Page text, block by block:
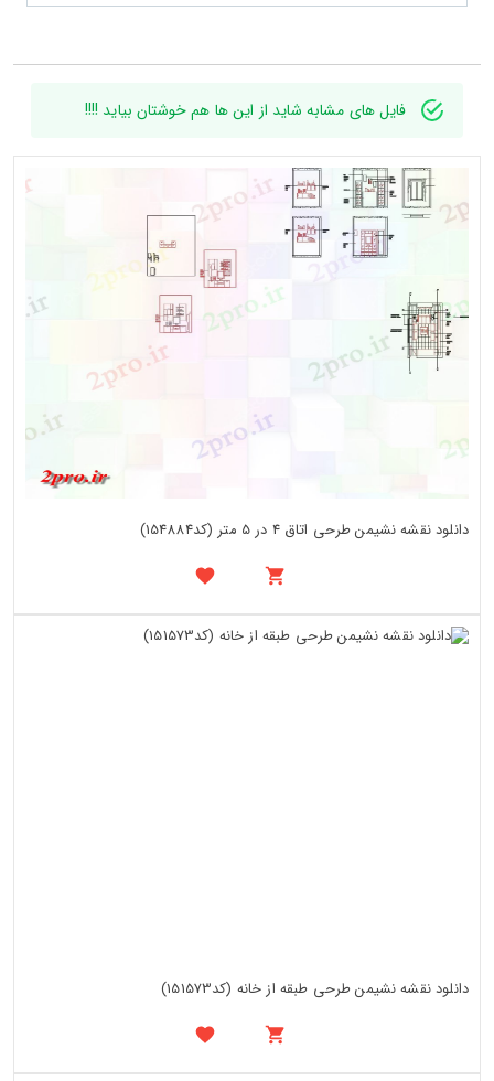
فایل های مشابه شاید از این ها هم خوشتان بیاید !!!!
دانلود نقشه نشیمن طرحی اتاق 4 در 5 متر (کد154884)
دانلود نقشه نشیمن طرحی طبقه از خانه (کد151573)